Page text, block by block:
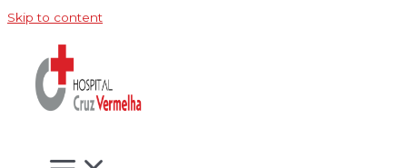
Skip to content